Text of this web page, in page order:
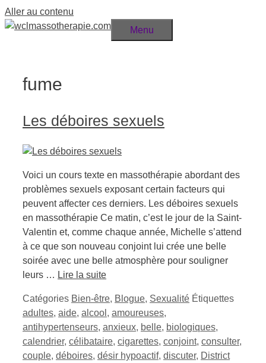
Aller au contenu
Menu
fume
Les déboires sexuels
Voici un cours texte en massothérapie abordant des
problèmes sexuels exposant certain facteurs qui
peuvent affecter ces derniers. Les déboires sexuels
en massothérapie Ce matin, c’est le jour de la Saint-
Valentin et, comme chaque année, Michelle s’attend
à ce que son nouveau conjoint lui crée une belle
soirée avec une belle atmosphère pour souligner
leurs … Lire la suite
Catégories Bien-être, Blogue, Sexualité Étiquettes
adultes, aide, alcool , amoureuses,
antihypertenseurs, anxieux, belle, biologiques,
calendrier, célibataire, cigarettes, conjoint, consulter,
couple, déboires, désir hypoactif, discuter, District